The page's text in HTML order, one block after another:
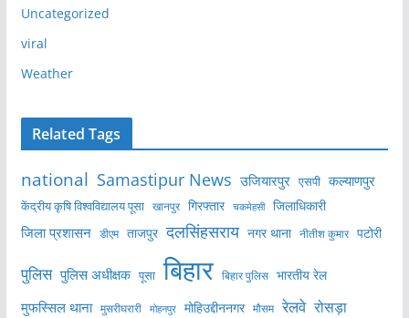
Uncategorized
viral
Weather
Related Tags
national Samastipur News उजियारपुर एसपी कल्याणपुर
केंद्रीय कृषि विश्वविद्यालय पूसा खानपुर गिरफ्तार चकमेहसी जिलाधिकारी
जिला प्रशासन डीएम ताजपुर दलसिंहसराय नगर थाना नीतीश कुमार पटोरी
पुलिस पुलिस अधीक्षक पूसा बिहार बिहार पुलिस भारतीय रेल
मुफस्सिल थाना मुसरीघरारी मोहनपुर मोहिउद्दीननगर मौसम रेलवे रोसड़ा